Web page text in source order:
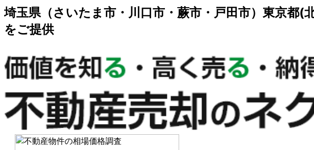
埼玉県（さいたま市・川口市・蕨市・戸田市）東京都
をご提供